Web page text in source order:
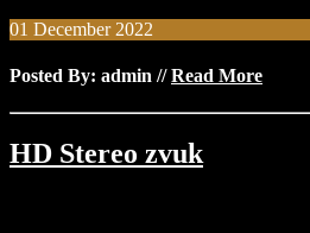
01 December 2022
Posted By: admin //Read More
HD Stereo zvuk